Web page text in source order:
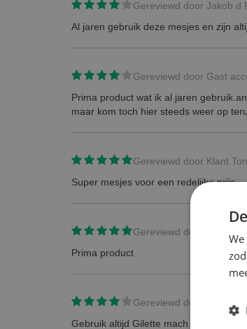
Gereviewd door Jakob d
Al jaren gebruik deze mesjes en zijn
Gereviewd door Gast
Prima product wat ik al jaren
maar kom toch hier steeds weer op
Gereviewd door Klant Ton
Super mesjes voor een redelijke prijs
Gereviewd door
Prima product
Gereviewd door
Gebruik altijd Gilette mach 3 mesjes